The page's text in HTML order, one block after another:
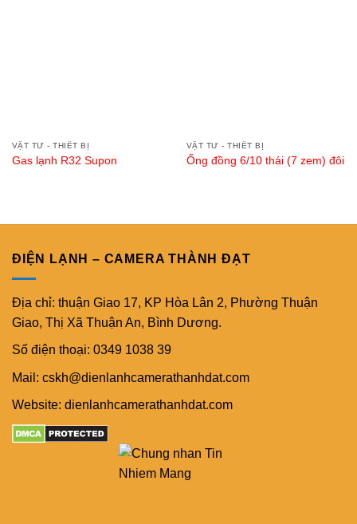
VẬT TƯ - THIẾT BỊ
Gas lạnh R32 Supon
VẬT TƯ - THIẾT BỊ
Ống đồng 6/10 thái (7 zem) đôi
ĐIỆN LẠNH – CAMERA THÀNH ĐẠT
Địa chỉ: thuận Giao 17, KP Hòa Lân 2, Phường Thuận
Giao, Thị Xã Thuận An, Bình Dương.
Số điện thoại: 0349 1038 39
Mail: cskh@dienlanhcamerathanhdat.com
Website: dienlanhcamerathanhdat.com